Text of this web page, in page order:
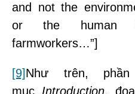
and not the
or the human
farmworkers…”]
[9]Như trên,
mụcIntroduction,